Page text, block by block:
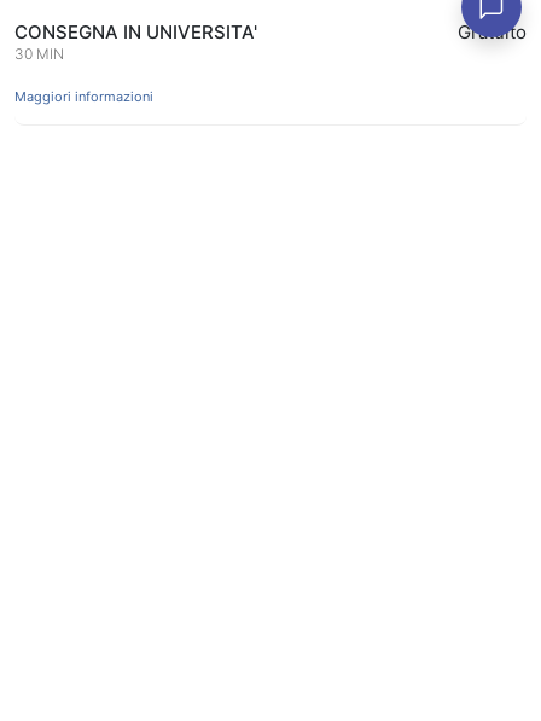
CONSEGNA IN UNIVERSITA'
30 MIN
Gratuito
Maggiori informazioni